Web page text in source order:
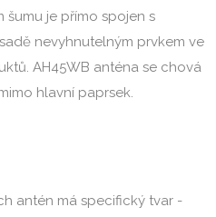
šumu je přímo spojen s
nevyhnutelným prvkem ve
AH45WB anténa se chová
hlavní paprsek.
antén má specifický tvar -